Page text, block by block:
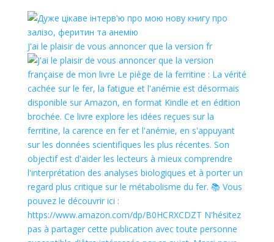
J'ai le plaisir de vous annoncer que la version fr